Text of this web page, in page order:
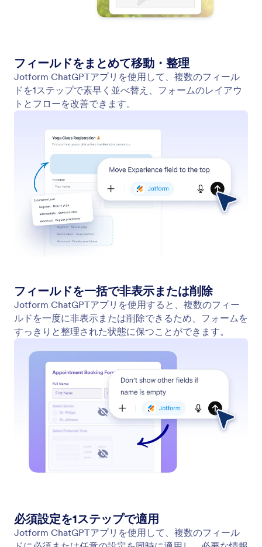
フォーム内のフィールドを移動
手動でドラッグすることなくフォームを整理できま
序を説明するだけでフィールドを並べ替え、ユーザ
ーにとってよりスムーズな体験を作成できます。
フィールド設定を変更
簡単な指示でフォームフィールドを数秒で更新でき
ます。フィールド名をすばやく変更したり、設定を
調整したり、わかりやすさを向上させたりして、手
作業なしでフォームを必要な通りに機能させること
ができます。